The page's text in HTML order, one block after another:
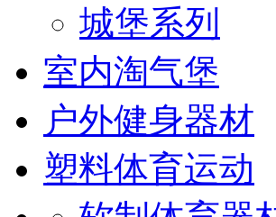
城堡系列
室内淘气堡
户外健身器材
塑料体育运动